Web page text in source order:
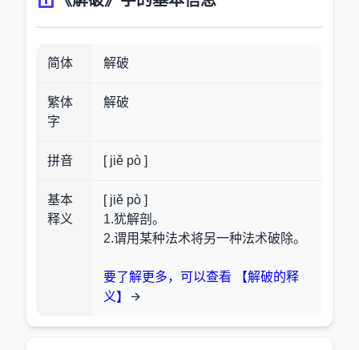
简体 解破
繁体
字
解破
拼音 [ jiě pò ]
基本
释义
[ jiě pò ]
1.犹解剖。
2.谓用某种法术将另一种法术破除。
要了解更多，可以查看 【解破的释
义】